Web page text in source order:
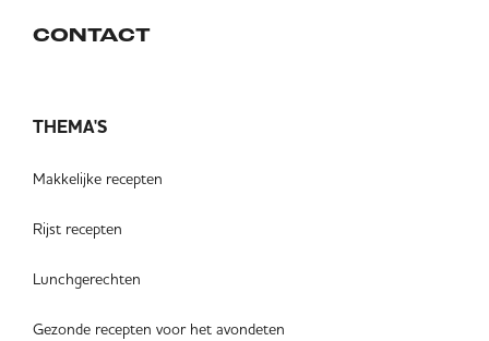
CONTACT
THEMA'S
Makkelijke recepten
Rijst recepten
Lunchgerechten
Gezonde recepten voor het avondeten